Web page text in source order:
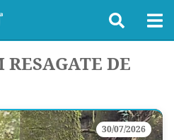
RESAGATE DE
30/07/2026